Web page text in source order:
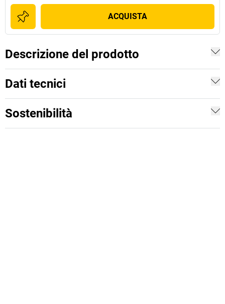
ACQUISTA
Descrizione del prodotto
Dati tecnici
Sostenibilità